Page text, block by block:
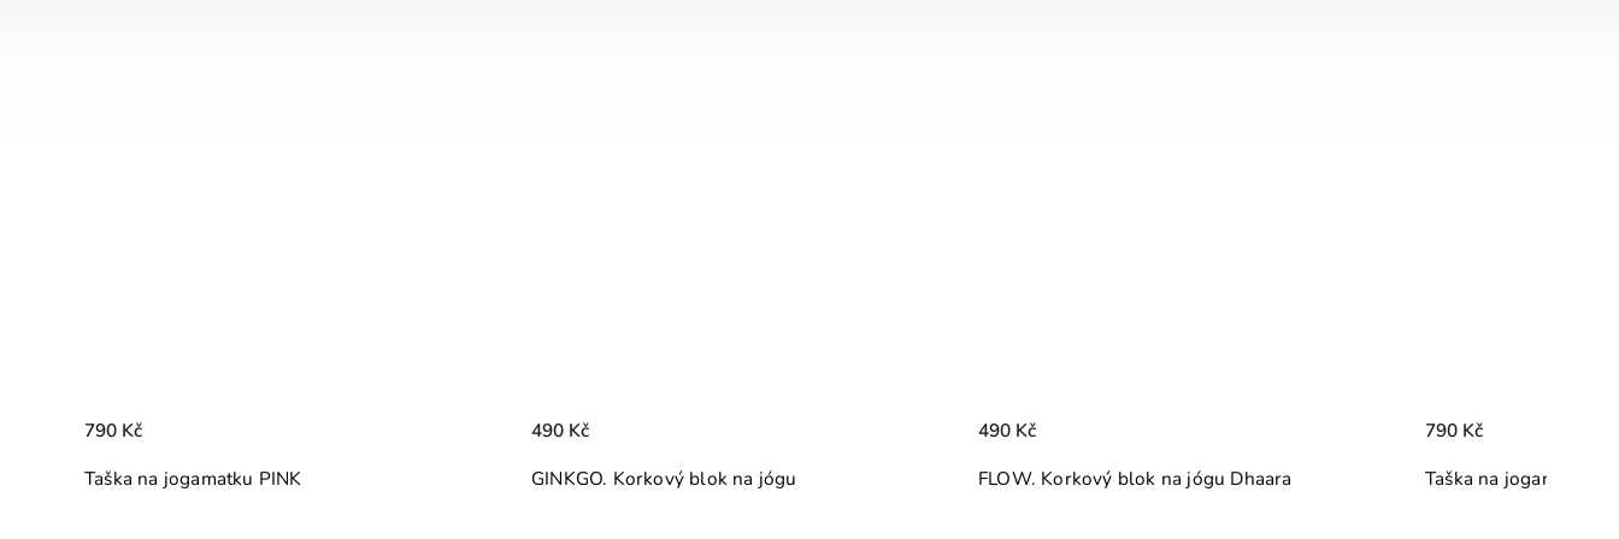
GINKGO. Korkový blok na jógu
490 Kč
FLOW. Korkový blok na jógu Dhaara
490 Kč
Taška na jogamatku Semiška AQUAMARINE
790 Kč
Taška na cestovní
490 Kč